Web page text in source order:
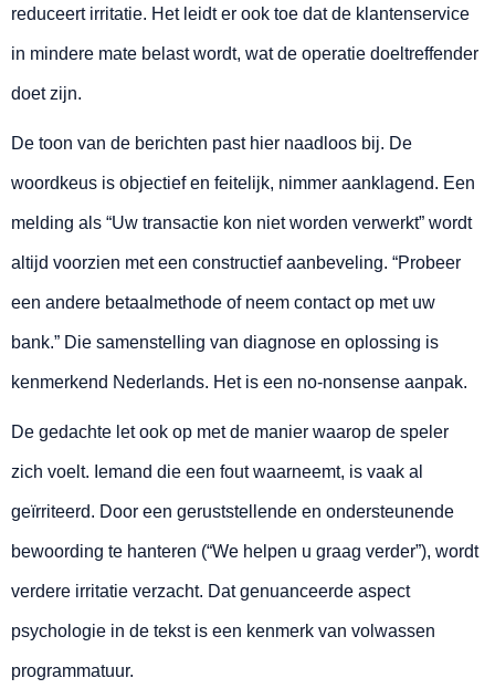
reduceert irritatie. Het leidt er ook toe dat de klantenservice
in mindere mate belast wordt, wat de operatie doeltreffender
doet zijn.
De toon van de berichten past hier naadloos bij. De
woordkeus is objectief en feitelijk, nimmer aanklagend. Een
melding als “Uw transactie kon niet worden verwerkt” wordt
altijd voorzien met een constructief aanbeveling. “Probeer
een andere betaalmethode of neem contact op met uw
bank.” Die samenstelling van diagnose en oplossing is
kenmerkend Nederlands. Het is een no-nonsense aanpak.
De gedachte let ook op met de manier waarop de speler
zich voelt. Iemand die een fout waarneemt, is vaak al
geïrriteerd. Door een geruststellende en ondersteunende
bewoording te hanteren (“We helpen u graag verder”), wordt
verdere irritatie verzacht. Dat genuanceerde aspect
psychologie in de tekst is een kenmerk van volwassen
programmatuur.